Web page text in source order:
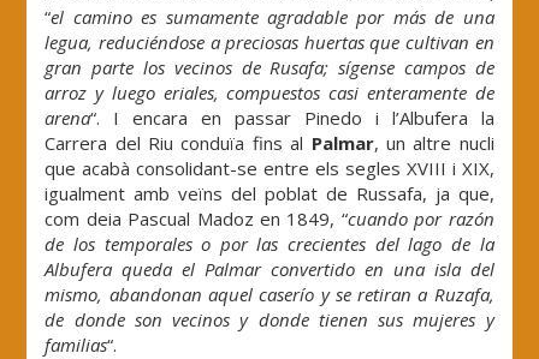
“el camino es sumamente agradable por más de una
legua, reduciéndose a preciosas huertas que cultivan en
gran parte los vecinos de Rusafa; sígense campos de
arroz y luego eriales, compuestos casi enteramente de
arena“. I encara en passar Pinedo i l’Albufera la
Carrera del Riu conduïa fins al Palmar, un altre nucli
que acabà consolidant-se entre els segles XVIII i XIX,
igualment amb veïns del poblat de Russafa, ja que,
com deia Pascual Madoz en 1849, “cuando por razón
de los temporales o por las crecientes del lago de la
Albufera queda el Palmar convertido en una isla del
mismo, abandonan aquel caserío y se retiran a Ruzafa,
de donde son vecinos y donde tienen sus mujeres y
familias“.